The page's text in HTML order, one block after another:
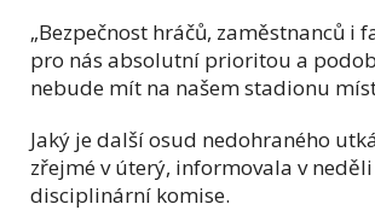
„Bezpečnost hráčů, zaměstnanců i
pro nás absolutní prioritou a
nebude mít na našem stadionu
Jaký je další osud nedohraného
zřejmé v úterý, informovala v
disciplinární komise.